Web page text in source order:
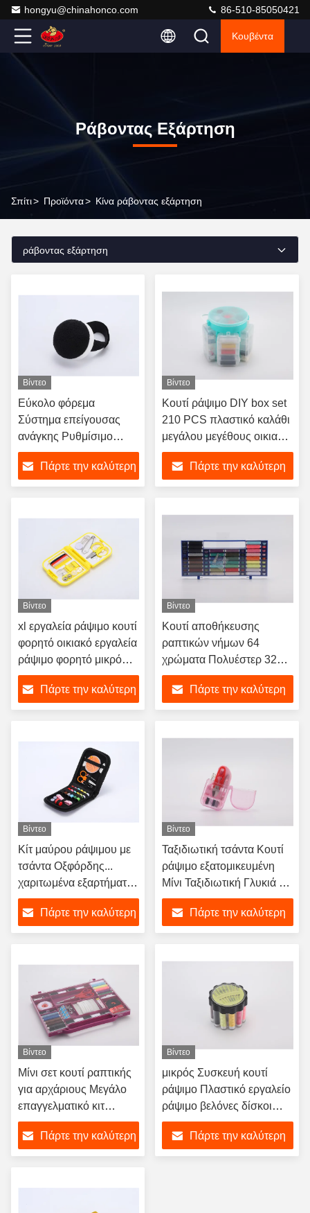
hongyu@chinahonco.com 86-510-85050421
Κουβέντα
Ράβοντας Εξάρτηση
Σπίτι> Προϊόντα> Κίνα ράβοντας εξάρτηση
ράβοντας εξάρτηση
Βίντεο
Εύκολο φόρεμα
Σύστημα επείγουσας
ανάγκης Ρυθμίσιμο
λουρί καρπού Χρέωση
για όλα τα μεγέθη
καρπού Στρογγυλή
Κρατήρας βελόνας
Πάρτε την καλύτερη
Βίντεο
Κουτί ράψιμο DIY box set
210 PCS πλαστικό καλάθι
μεγάλου μεγέθους οικιακό
κουτί ράψιμο βελόνα και
εργαλεία νήματος
Πάρτε την καλύτερη
Βίντεο
xl εργαλεία ράψιμο κουτί
φορητό οικιακό εργαλεία
ράψιμο φορητό μικρό
βελόνα και νήμα ράψιμο
κιτ δώρο OEM
Πάρτε την καλύτερη
Βίντεο
Κουτί αποθήκευσης
ραπτικών νήμων 64
χρώματα Πολυέστερ 32
PCS Ρολ ραπτικών νήμων
και 32 PCS Πρωτότυπης
καμπύλης χρώμα
Πάρτε την καλύτερη
Βίντεο
Κίτ μαύρου ράψιμου με
τσάντα Οξφόρδης...
χαριτωμένα εξαρτήματα
ράψιμου... προμήθειες
εργαλεία...
Πάρτε την καλύτερη
Βίντεο
Ταξιδιωτική τσάντα Κουτί
ράψιμο εξατομικευμένη
Μίνι Ταξιδιωτική Γλυκιά και
βολική Μικρή τσάντα
βελόνας Τσέπη ράψιμο
Εφοδιασμοί ξενοδοχείων
Πάρτε την καλύτερη
Βίντεο
Μίνι σετ κουτί ραπτικής
για αρχάριους Μεγάλο
επαγγελματικό κιτ
νήματος πλαστικό
βελόνα νήματος
εργαλεία προμήθειες
Πάρτε την καλύτερη
Βίντεο
μικρός Συσκευή κουτί
ράψιμο Πλαστικό εργαλείο
ράψιμο βελόνες δίσκοι
Σπίτι Φορητό DIY
Ταξιδιωτικό σύνολο
βελόνες εργαλεία Συσκευή
Πάρτε την καλύτερη